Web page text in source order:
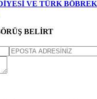
VE TÜRK
BELİRT